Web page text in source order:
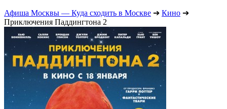
Афиша Москвы — Куда сходить в Москве ➔ Кино ➔
Приключения Паддингтона 2